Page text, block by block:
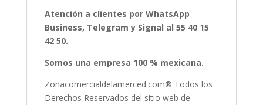
Atención a clientes por WhatsApp
Business, Telegram y Signal al 55 40 15
42 50.
Somos una empresa 100 % mexicana.
Zonacomercialdelamerced.com® Todos los
Derechos Reservados del sitio web de